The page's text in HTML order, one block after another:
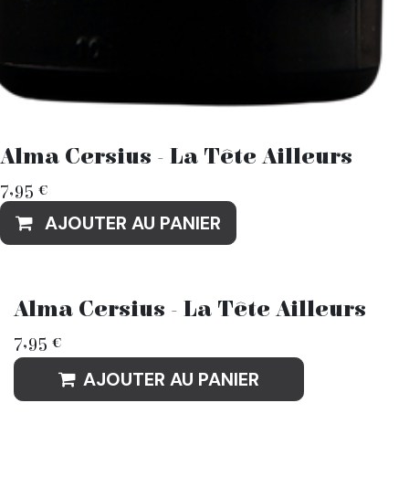
Alma Cersius - La Tête Ailleurs
7,95 €
AJOUTER AU PANIER
Alma Cersius - La Tête Ailleurs
7,95 €
AJOUTER AU PANIER